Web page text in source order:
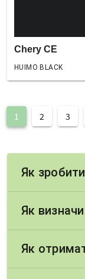
Chery CE
HUIMO BLACK
1 2 3
Як
Як
Як